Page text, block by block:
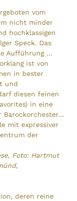
vom
nicht minder
hochklassigen
Speck. Das
Aufführung …
ist von
in bester
und
diesen feinen
in eine
Barockorchester…
mit expressiver
der
Foto: Hartmut
deren reine